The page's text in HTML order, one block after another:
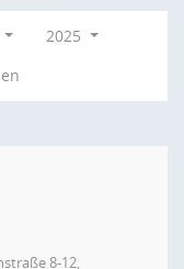
2025
8-12,